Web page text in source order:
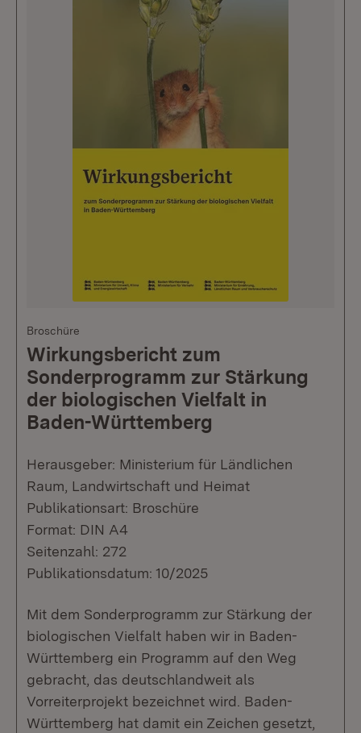
Broschüre
Wirkungsbericht zum
Sonderprogramm zur Stärkung
der biologischen Vielfalt in
Baden-Württemberg
Herausgeber: Ministerium für Ländlichen
Raum, Landwirtschaft und Heimat
Publikationsart: Broschüre
Format: DIN A4
Seitenzahl: 272
Publikationsdatum: 10/2025
Mit dem Sonderprogramm zur Stärkung der
biologischen Vielfalt haben wir in Baden-
Württemberg ein Programm auf den Weg
gebracht, das deutschlandweit als
Vorreiterprojekt bezeichnet wird. Baden-
Württemberg hat damit ein Zeichen gesetzt,